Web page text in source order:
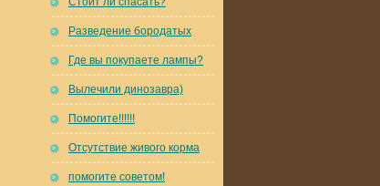
Разведение бородатых
Где вы покупаете лампы?
Вылечили динозавра)
Помогите!!!!!!
Отсутствие живого корма
помогите советом!